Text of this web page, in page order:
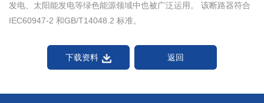
发电、太阳能发电等绿色能源领域中也被广泛运用。 该断路器符合
IEC60947-2 和GB/T14048.2 标准。
下载资料 返回